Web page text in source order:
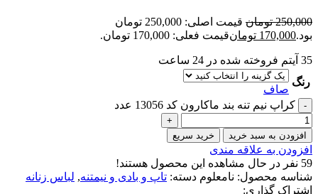
250,000 تومان
قیمت اصلی: 250,000 تومان
بود.170,000 تومانقیمت فعلی: 170,000 تومان.
35 آیتم فروخته شده در 24 ساعت
رنگ
صاف
کراپ نیم تنه بند ماکارون کد 13056 عدد
افزودن به سبد خرید خرید سریع
افزودن به علاقه مندی
59 نفر در حال مشاهده این محصول هستند!
شناسه محصول: نامعلوم دسته: تاپ و بادی و نیمتنه, لباس زنانه
اشتراک گذاری: